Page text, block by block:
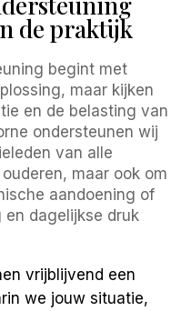
de praktijk
begint met
maar kijken
en de belasting van
ondersteunen wij
van alle
maar ook om
aandoening of
dagelijkse druk
vrijblijvend een
we jouw situatie,